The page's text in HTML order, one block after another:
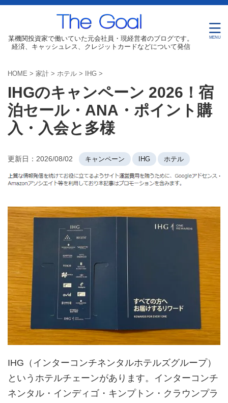
某機関投資家で働いていた元会社員・現経営者のブログです。
経済、キャッシュレス、クレジットカードなどについて発信
HOME > 家計 > ホテル > IHG >
IHGのキャンペーン 2026！宿
泊セール・ANA・ポイント購
入・入会と多様
更新日： 2026/08/02 キャンペーン IHG ホテル
IHG（インターコンチネンタルホテルズグループ）
というホテルチェーンがあります。インターコンチ
ネンタル・インディゴ・キンプトン・クラウンプラ